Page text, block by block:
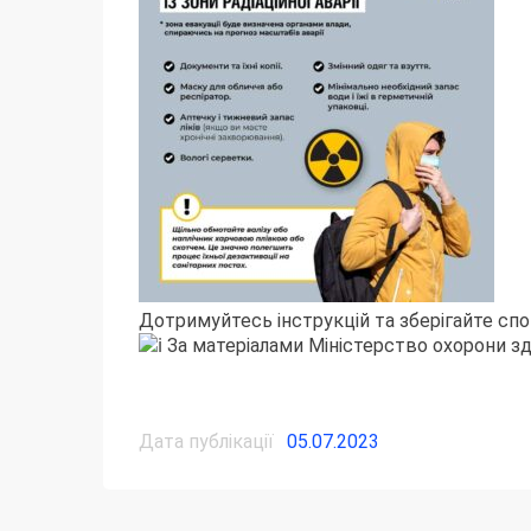
Дотримуйтесь інструкцій та зберігайте
За матеріалами Міністерство охорони
Дата публікації 05.07.2023